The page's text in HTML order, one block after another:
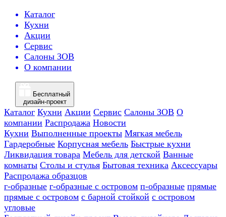
Каталог
Кухни
Акции
Сервис
Салоны ЗОВ
О компании
Бесплатный
дизайн-проект
Каталог Кухни Акции Сервис Салоны ЗОВ О
компании Распродажа Новости
Кухни Выполненные проекты Мягкая мебель
Гардеробные Корпусная мебель Быстрые кухни
Ликвидация товара Мебель для детской Ванные
комнаты Столы и стулья Бытовая техника Аксессуары
Распродажа образцов
г-образные г-образные с островом п-образные прямые
прямые с островом с барной стойкой с островом
угловые